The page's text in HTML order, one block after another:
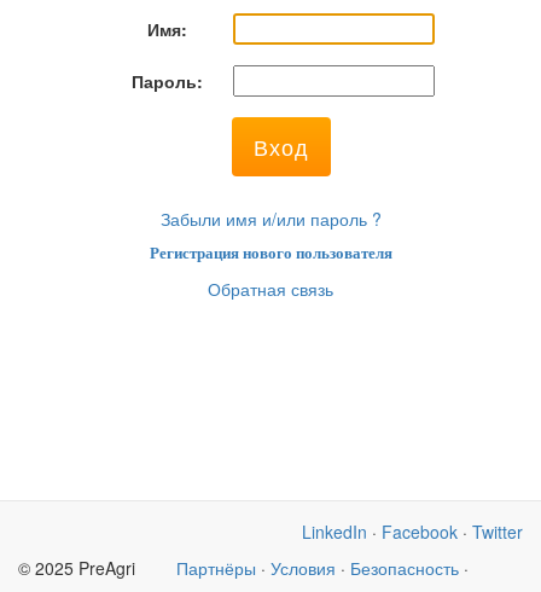
Имя:
Пароль:
Забыли имя и/или пароль ?
Регистрация нового пользователя
Обратная связь
LinkedIn · Facebook · Twitter
© 2025 PreAgri
Партнёры · Условия · Безопасность ·